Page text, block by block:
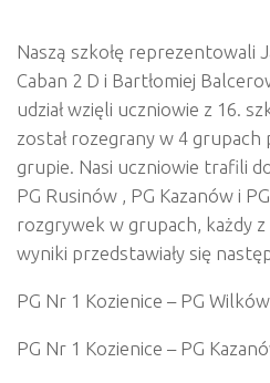
Naszą szkołę reprezentowali
Caban 2 D i Bartłomiej
udział wzięli uczniowie z 16.
został rozegrany w 4 grupach
grupie. Nasi uczniowie trafili
PG Rusinów , PG Kazanów i
rozgrywek w grupach, każdy
wyniki przedstawiały się
PG Nr 1 Kozienice – PG
PG Nr 1 Kozienice – PG